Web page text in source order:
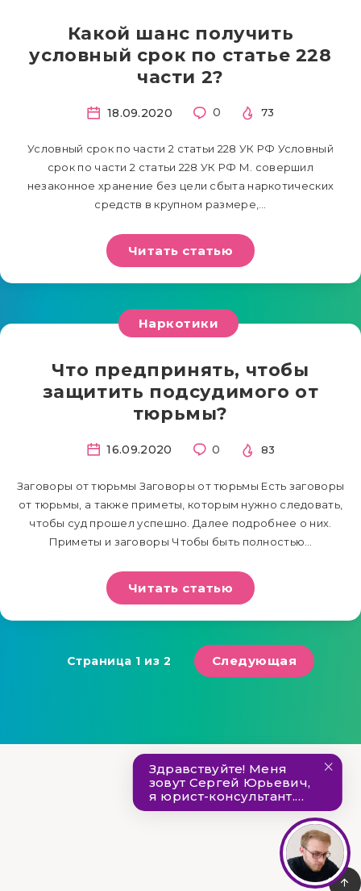
Какой шанс получить
условный срок по статье 228
части 2?
18.09.2020 0 73
Условный срок по части 2 статьи 228 УК РФ Условный
срок по части 2 статьи 228 УК РФ М. совершил
незаконное хранение без цели сбыта наркотических
средств в крупном размере,…
Читать статью
Наркотики
Что предпринять, чтобы
защитить подсудимого от
тюрьмы?
16.09.2020 0 83
Заговоры от тюрьмы Заговоры от тюрьмы Есть заговоры
от тюрьмы, а также приметы, которым нужно следовать,
чтобы суд прошел успешно. Далее подробнее о них.
Приметы и заговоры Чтобы быть полностью…
Читать статью
Страница 1 из 2 Следующая